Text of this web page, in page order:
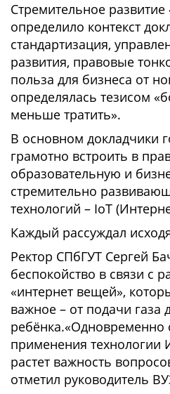
Стремительное
определило контекст
стандартизация,
развития, правовые
польза для бизнеса от
определялась тезисом
меньше тратить».
В основном докладчики
грамотно встроить в
образовательную и
стремительно
технологий – IoT
Каждый рассуждал
Ректор СПбГУТ Сергей
беспокойство в связи с
«интернет вещей»,
важное – от подачи газа
применения технологии
растет важность
отметил руководитель